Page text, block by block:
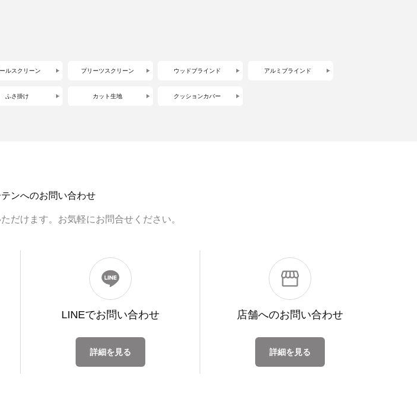
ルスクリーン プリーツスクリーン ウッドブラインド アルミブラインド
ふさ掛け カット生地 クッションカバー
ンへのお問い合わせ
だけます。お気軽にお問合せください。
LINEでお問い合わせ
詳細を見る
店舗へのお問い合わせ
詳細を見る